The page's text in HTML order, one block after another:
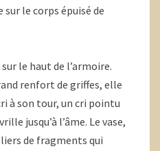
le corps épuisé de
le haut de l’armoire.
renfort de griffes, elle
à son tour, un cri pointu
jusqu’à l’âme. Le vase,
de fragments qui